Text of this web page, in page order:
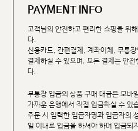
PAYMENT INFO
고객님의 안전하고 편리한 쇼핑을 위
다.
신용카드, 간편결제, 계좌이체, 무통
결제하실 수 있으며, 모든 결제는 안전
다.
무통장 입금의 상품 구매 대금은 모바
가까운 은행에서 직접 입금하실 수 있
주문 시 입력한 입금자명과 입금자의
일 이내로 입금을 하셔야 하며 입금되